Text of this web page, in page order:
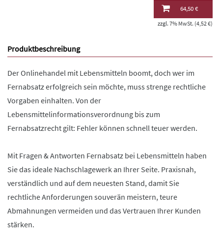
64,50 €
zzgl. 7% MwSt. (4,52 €)
Produktbeschreibung
Der Onlinehandel mit Lebensmitteln boomt, doch wer im
Fernabsatz erfolgreich sein möchte, muss strenge rechtliche
Vorgaben einhalten. Von der
Lebensmittelinformationsverordnung bis zum
Fernabsatzrecht gilt: Fehler können schnell teuer werden.
Mit Fragen & Antworten Fernabsatz bei Lebensmitteln haben
Sie das ideale Nachschlagewerk an Ihrer Seite. Praxisnah,
verständlich und auf dem neuesten Stand, damit Sie
rechtliche Anforderungen souverän meistern, teure
Abmahnungen vermeiden und das Vertrauen Ihrer Kunden
stärken.